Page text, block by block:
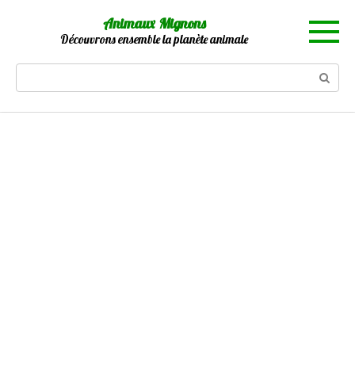
Animaux Mignons
Découvrons ensemble la planète animale